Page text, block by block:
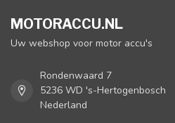
MOTORACCU.NL
Uw webshop voor motor accu's
Rondenwaard 7
5236 WD 's-Hertogenbosch
Nederland